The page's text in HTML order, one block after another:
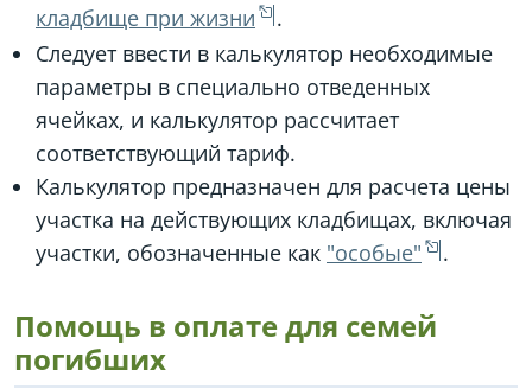
кладбище при жизни
.
Следует ввести в калькулятор необходимые
параметры в специально отведенных
ячейках, и калькулятор рассчитает
соответствующий тариф.
Калькулятор предназначен для расчета цены
участка на действующих кладбищах, включая
участки, обозначенные как "особые" .
Помощь в оплате для семей
погибших